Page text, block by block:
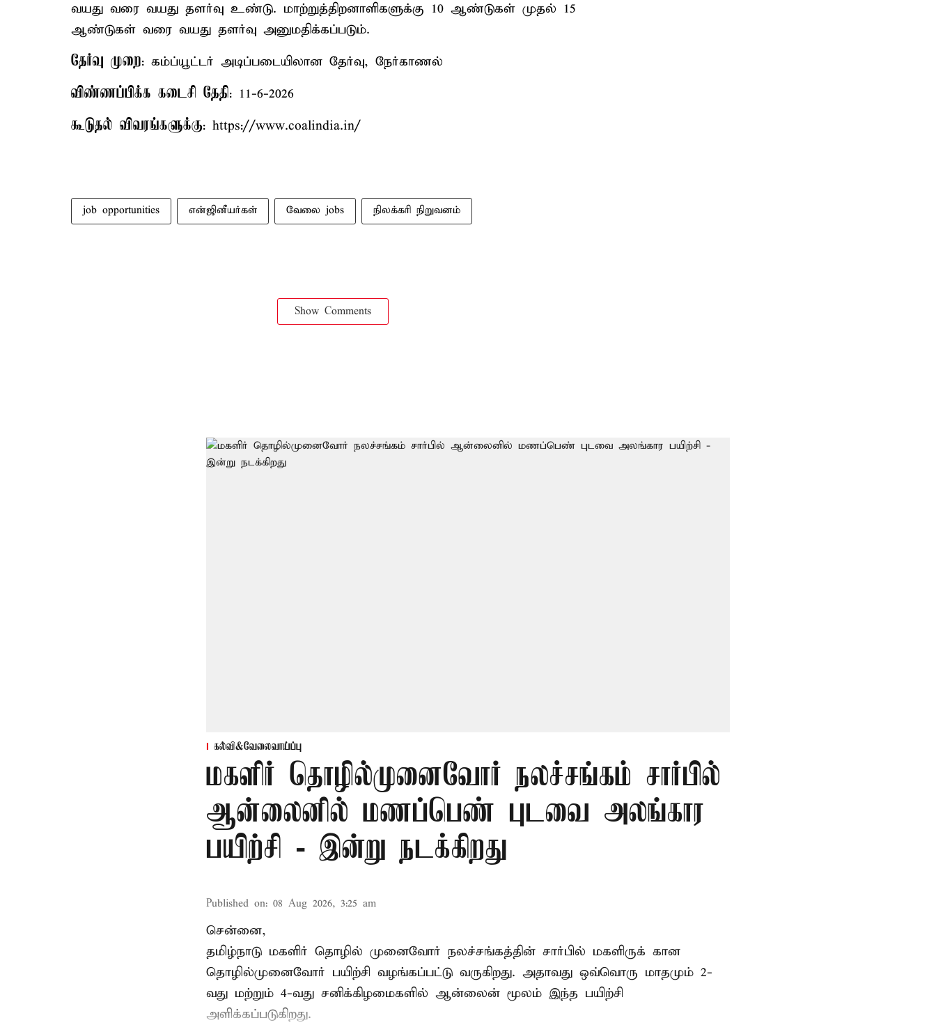
வயது வரை வயது தளர்வு உண்டு. மாற்றுத்திறனாளிகளுக்கு 10 ஆண்டுகள் முதல் 15
ஆண்டுகள் வரை வயது தளர்வு அனுமதிக்கப்படும்.
தேர்வு முறை: கம்ப்யூட்டர் அடிப்படையிலான தேர்வு, நேர்காணல்
விண்ணப்பிக்க கடைசி தேதி: 11-6-2026
கூடுதல் விவரங்களுக்கு: https://www.coalindia.in/
job opportunities என்ஜினீயர்கள் வேலை jobs நிலக்கரி நிறுவனம்
Show Comments
கல்வி&வேலைவாய்ப்பு
மகளிர் தொழில்முனைவோர் நலச்சங்கம் சார்பில்
ஆன்லைனில் மணப்பெண் புடவை அலங்கார
பயிற்சி - இன்று நடக்கிறது
Published on: 08 Aug 2026, 3:25 am
சென்னை,
தமிழ்நாடு மகளிர் தொழில் முனைவோர் நலச்சங்கத்தின் சார்பில் மகளிருக் கான
தொழில்முனைவோர் பயிற்சி வழங்கப்பட்டு வருகிறது. அதாவது ஒவ்வொரு மாதமும் 2-
வது மற்றும் 4-வது சனிக்கிழமைகளில் ஆன்லைன் மூலம் இந்த பயிற்சி
அளிக்கப்படுகிறது.